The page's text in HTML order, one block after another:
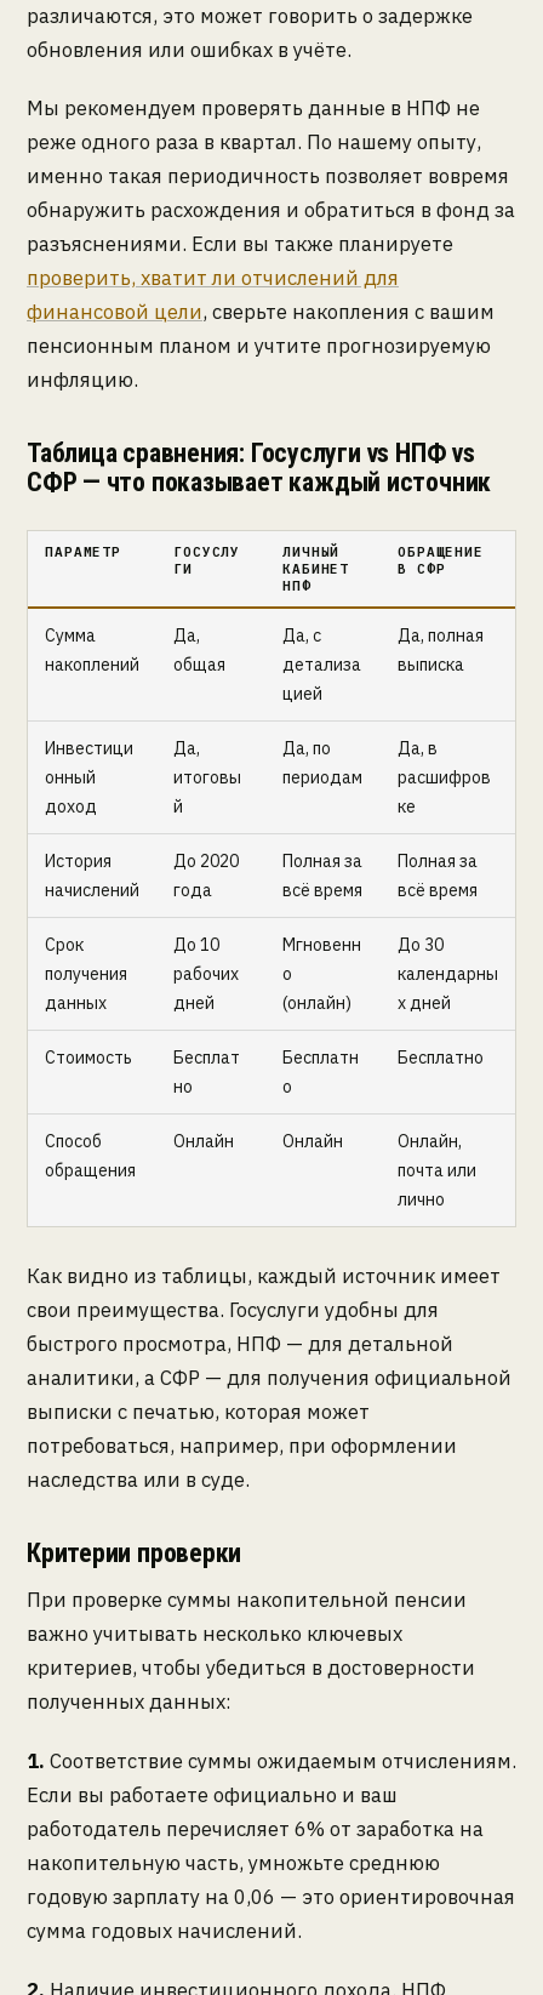
различаются, это может говорить о задержке
обновления или ошибках в учёте.
Мы рекомендуем проверять данные в НПФ не
реже одного раза в квартал. По нашему опыту,
именно такая периодичность позволяет вовремя
обнаружить расхождения и обратиться в фонд за
разъяснениями. Если вы также планируете
проверить, хватит ли отчислений для
финансовой цели, сверьте накопления с вашим
пенсионным планом и учтите прогнозируемую
инфляцию.
Таблица сравнения: Госуслуги vs НПФ vs
СФР — что показывает каждый источник
ПАРАМЕТР
ГОСУСЛУ
ГИ
ЛИЧНЫЙ
КАБИНЕТ
НПФ
ОБРАЩЕНИЕ
В СФР
Сумма
накоплений
Да,
общая
Да, с
детализа
цией
Да, полная
выписка
Инвестици
онный
доход
Да,
итоговы
й
Да, по
периодам
Да, в
расшифров
ке
История
начислений
До 2020
года
Полная за
всё время
Полная за
всё время
Срок
получения
данных
До 10
рабочих
дней
Мгновенн
о
(онлайн)
До 30
календарны
х дней
Стоимость
Бесплат
но
Бесплатн
о
Бесплатно
Способ
обращения
Онлайн Онлайн
Онлайн,
почта или
лично
Как видно из таблицы, каждый источник имеет
свои преимущества. Госуслуги удобны для
быстрого просмотра, НПФ — для детальной
аналитики, а СФР — для получения официальной
выписки с печатью, которая может
потребоваться, например, при оформлении
наследства или в суде.
Критерии проверки
При проверке суммы накопительной пенсии
важно учитывать несколько ключевых
критериев, чтобы убедиться в достоверности
полученных данных:
1. Соответствие суммы ожидаемым отчислениям.
Если вы работаете официально и ваш
работодатель перечисляет 6% от заработка на
накопительную часть, умножьте среднюю
годовую зарплату на 0,06 — это ориентировочная
сумма годовых начислений.